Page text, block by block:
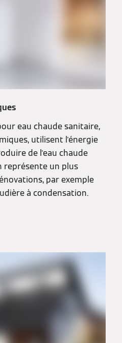
eau chaude sanitaire,
utilisent l'énergie
de l'eau chaude
représente un plus
par exemple
à condensation.